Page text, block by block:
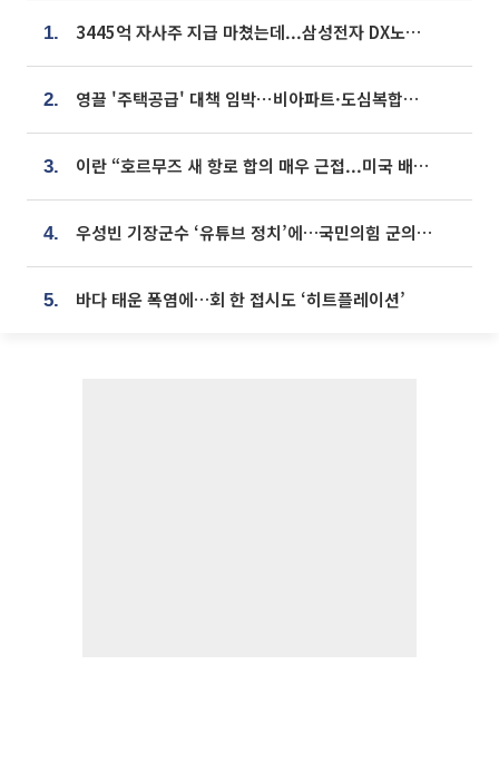
1. 3445억 자사주 지급 마쳤는데...삼성전자 DX노조, 뒤늦은 '떼쓰기 집회'
2. 영끌 '주택공급' 대책 임박⋯비아파트·도심복합까지 총동원
3. 이란 “호르무즈 새 항로 합의 매우 근접...미국 배상 먼저”
4. 우성빈 기장군수 ‘유튜브 정치’에…국민의힘 군의원들 집단 반발
5. 바다 태운 폭염에…회 한 접시도 ‘히트플레이션’